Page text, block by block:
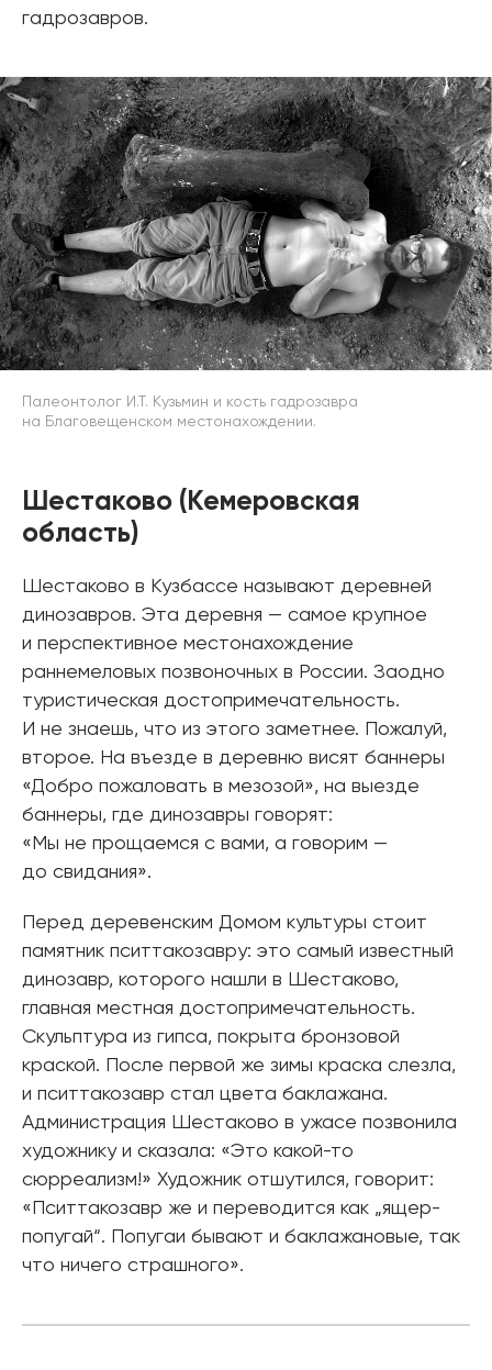
гадрозавров.
Палеонтолог И.Т. Кузьмин и кость гадрозавра
на Благовещенском местонахождении.
Шестаково (Кемеровская
область)
Шестаково в Кузбассе называют деревней
динозавров. Эта деревня — самое крупное
и перспективное местонахождение
раннемеловых позвоночных в России. Заодно
туристическая достопримечательность.
И не знаешь, что из этого заметнее. Пожалуй,
второе. На въезде в деревню висят баннеры
«Добро пожаловать в мезозой», на выезде
баннеры, где динозавры говорят:
«Мы не прощаемся с вами, а говорим —
до свидания».
Перед деревенским Домом культуры стоит
памятник пситтакозавру: это самый известный
динозавр, которого нашли в Шестаково,
главная местная достопримечательность.
Скульптура из гипса, покрыта бронзовой
краской. После первой же зимы краска слезла,
и пситтакозавр стал цвета баклажана.
Администрация Шестаково в ужасе позвонила
художнику и сказала: «Это какой-то
сюрреализм!» Художник отшутился, говорит:
«Пситтакозавр же и переводится как „ящер-
попугай“. Попугаи бывают и баклажановые, так
что ничего страшного».